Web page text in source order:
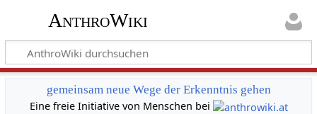
AnthroWiki
gemeinsam neue Wege der Erkenntnis gehen
Eine freie Initiative von Menschen bei